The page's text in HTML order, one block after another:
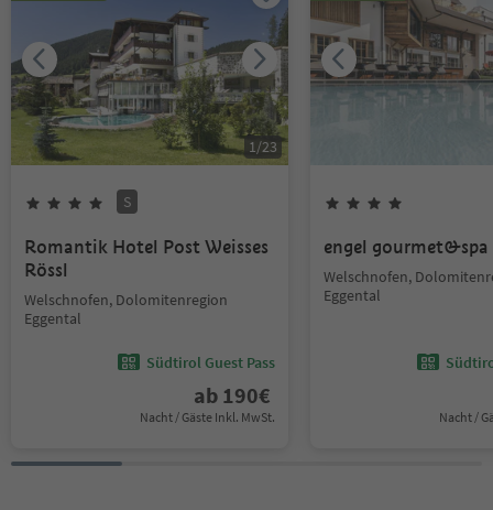
1/23
S
Romantik Hotel Post Weisses
Rössl
Welschnofen, Dolomitenregion
Eggental
Südtirol Guest Pass
ab 190€
Nacht / Gäste Inkl. MwSt.
engel gourmet&spa
Welschnofen,
Eggental
Nacht /